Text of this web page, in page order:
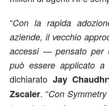
“Con la rapida
aziende, il vecchio
accessi — pensato
può essere applicato
dichiarato Jay
Zscaler. “Con